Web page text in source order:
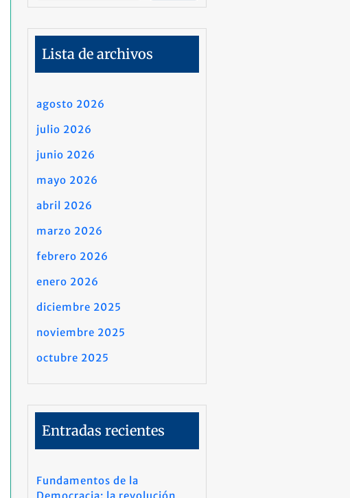
Lista de archivos
agosto 2026
julio 2026
junio 2026
mayo 2026
abril 2026
marzo 2026
febrero 2026
enero 2026
diciembre 2025
noviembre 2025
octubre 2025
Entradas recientes
Fundamentos de la